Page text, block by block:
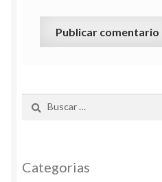
Categorias